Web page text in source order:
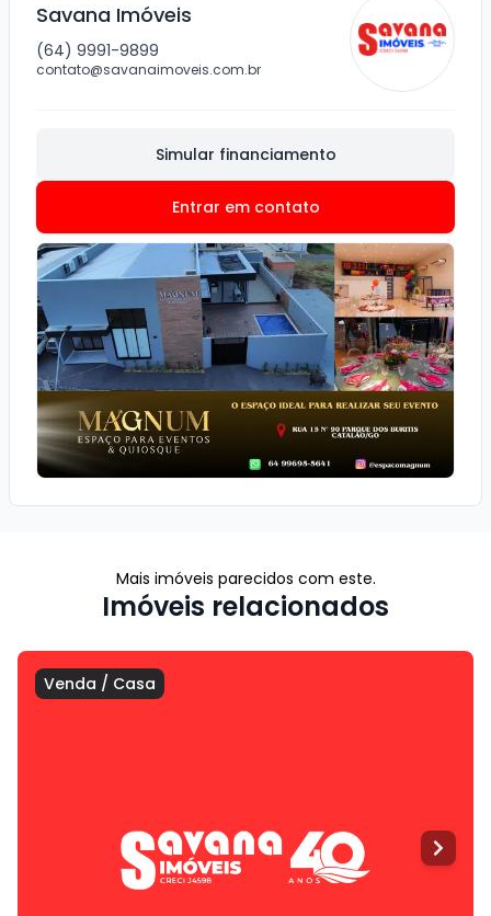
Savana Imóveis
(64) 9991-9899
contato@savanaimoveis.com.br
Simular financiamento
Entrar em contato
Mais imóveis parecidos com este.
Imóveis relacionados
Venda / Casa